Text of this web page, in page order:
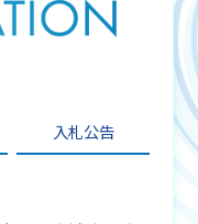
入札公告